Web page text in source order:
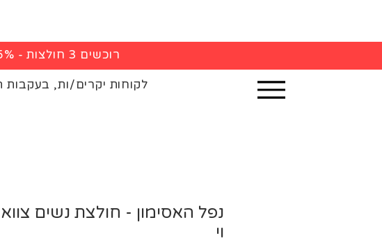
רוכשים 3 חולצות - 5% הנחה בקופה
לקוחות יקרים/ות,
נפל האסימון - חולצת נשים
וי